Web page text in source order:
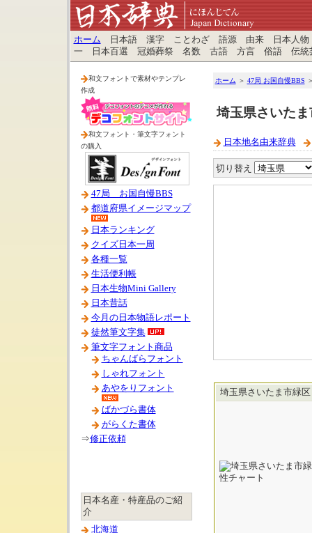
ホーム 日本語 漢字 ことわざ 語源 由来 日本人物
一 日本百選 冠婚葬祭 名数 古語 方言 俗語 伝
和文フォントで素材やテンプレ
作成
和文フォント・筆文字フォント
の購入
47局 お国自慢BBS
都道府県イメージマップ
日本ランキング
クイズ日本一周
各種一覧
生活便利帳
日本生物Mini Gallery
日本昔話
今月の日本物語レポート
徒然筆文字集
筆文字フォント商品
ちゃんばらフォント
しゃれフォント
あやをりフォント
ばかづら書体
がらくた書体
⇒修正依頼
日本名産・特産品のご紹
介
北海道
ホーム ＞ 47局 お国自慢BBS
埼玉県さいた
日本地名由来辞典
切り替え
埼玉県さいたま市緑